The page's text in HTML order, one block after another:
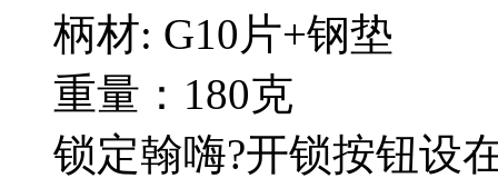
柄材: G10片+钢垫
重量：180克
锁定翰嗨?开锁按钮设